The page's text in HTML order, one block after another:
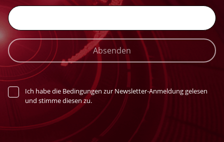
Absenden
Ich habe die Bedingungen zur Newsletter-Anmeldung gelesen
und stimme diesen zu.